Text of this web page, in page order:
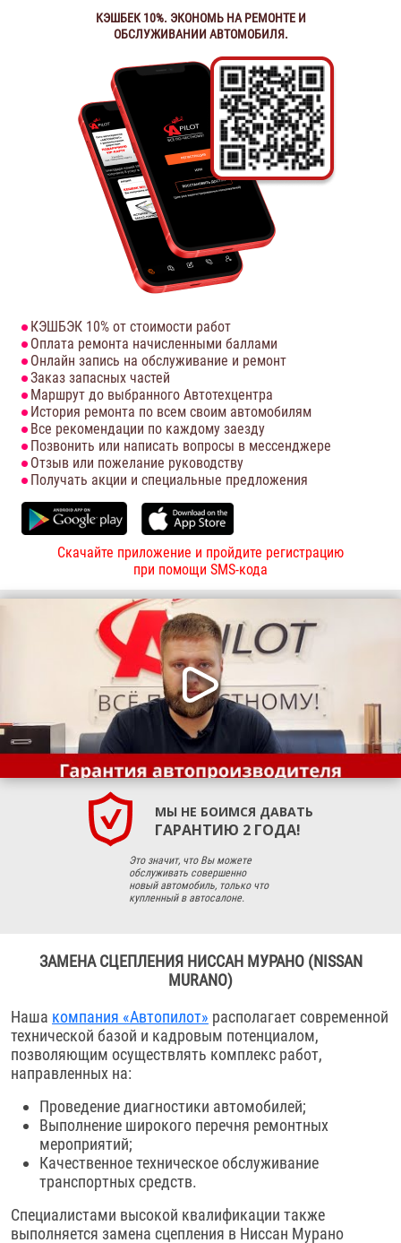
КЭШБЕК 10%. ЭКОНОМЬ НА РЕМОНТЕ И
ОБСЛУЖИВАНИИ АВТОМОБИЛЯ.
КЭШБЭК 10% от стоимости работ
Оплата ремонта начисленными баллами
Онлайн запись на обслуживание и ремонт
Заказ запасных частей
Маршрут до выбранного Автотехцентра
История ремонта по всем своим автомобилям
Все рекомендации по каждому заезду
Позвонить или написать вопросы в мессенджере
Отзыв или пожелание руководству
Получать акции и специальные предложения
Скачайте приложение и пройдите регистрацию
при помощи SMS-кода
МЫ НЕ БОИМСЯ ДАВАТЬ
ГАРАНТИЮ 2 ГОДА!
Это значит, что Вы можете
обслуживать совершенно
новый автомобиль, только что
купленный в автосалоне.
ЗАМЕНА СЦЕПЛЕНИЯ НИССАН МУРАНО (NISSAN
MURANO)
Наша компания «Автопилот» располагает современной
технической базой и кадровым потенциалом,
позволяющим осуществлять комплекс работ,
направленных на:
Проведение диагностики автомобилей;
Выполнение широкого перечня ремонтных
мероприятий;
Качественное техническое обслуживание
транспортных средств.
Специалистами высокой квалификации также
выполняется замена сцепления в Ниссан Мурано